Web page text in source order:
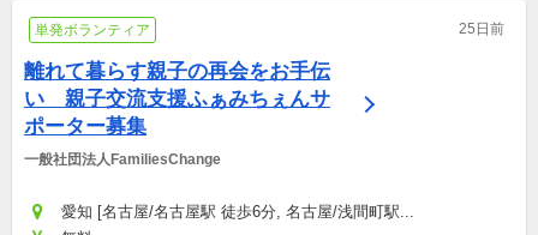
単発ボランティア 25日前
離れて暮らす親子の再会をお手伝
い　親子交流支援ふぁみちぇんサ
ポーター募集
一般社団法人FamiliesChange
愛知 [名古屋/名古屋駅 徒歩6分, 名古屋/浅間町駅...